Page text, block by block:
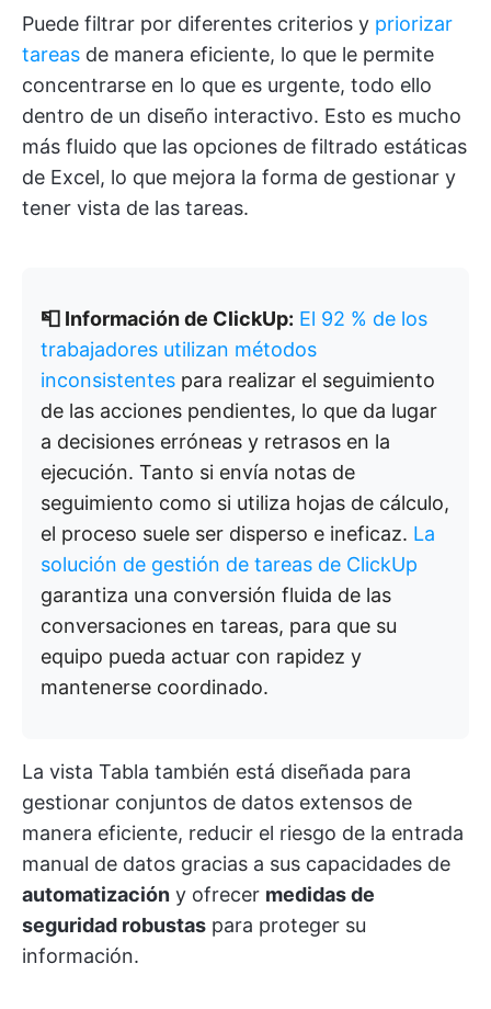
Puede filtrar por diferentes criterios y priorizar
tareas de manera eficiente, lo que le permite
concentrarse en lo que es urgente, todo ello
dentro de un diseño interactivo. Esto es mucho
más fluido que las opciones de filtrado estáticas
de Excel, lo que mejora la forma de gestionar y
tener vista de las tareas.
📮 Información de ClickUp: El 92 % de los
trabajadores utilizan métodos
inconsistentes para realizar el seguimiento
de las acciones pendientes, lo que da lugar
a decisiones erróneas y retrasos en la
ejecución. Tanto si envía notas de
seguimiento como si utiliza hojas de cálculo,
el proceso suele ser disperso e ineficaz. La
solución de gestión de tareas de ClickUp
garantiza una conversión fluida de las
conversaciones en tareas, para que su
equipo pueda actuar con rapidez y
mantenerse coordinado.
La vista Tabla también está diseñada para
gestionar conjuntos de datos extensos de
manera eficiente, reducir el riesgo de la entrada
manual de datos gracias a sus capacidades de
automatización y ofrecer medidas de
seguridad robustas para proteger su
información.